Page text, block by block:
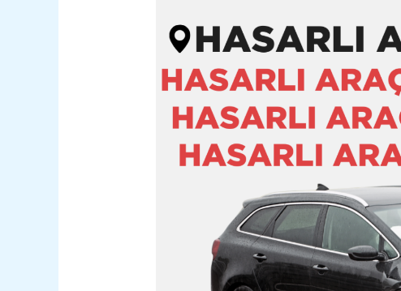
Hasarlı
Kazalı
Pert
Araç
Alım
Satım
05362400316